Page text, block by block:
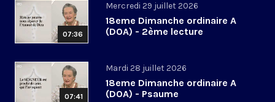
07:36
Mercredi 29 juillet 2026
18eme Dimanche ordinaire A
(DOA) - 2ème lecture
07:41
Mardi 28 juillet 2026
18eme Dimanche ordinaire A
(DOA) - Psaume